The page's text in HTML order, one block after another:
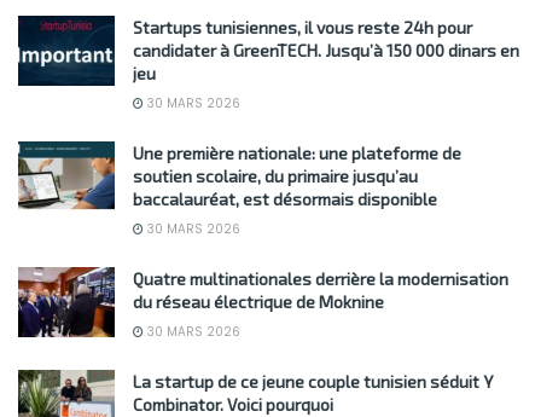
Startups tunisiennes, il vous reste 24h pour
candidater à GreenTECH. Jusqu’à 150 000 dinars en
jeu
30 MARS 2026
Une première nationale: une plateforme de
soutien scolaire, du primaire jusqu’au
baccalauréat, est désormais disponible
30 MARS 2026
Quatre multinationales derrière la modernisation
du réseau électrique de Moknine
30 MARS 2026
La startup de ce jeune couple tunisien séduit Y
Combinator. Voici pourquoi